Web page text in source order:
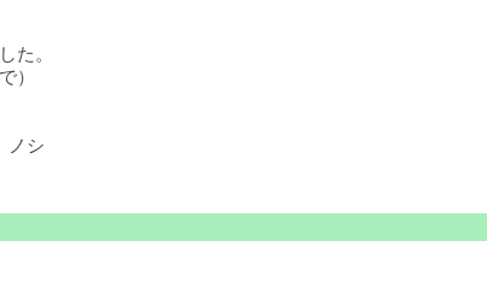
た。
）
ノシ